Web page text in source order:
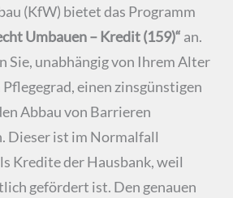
(KfW) bietet das Programm
Umbauen – Kredit (159)“ an.
Sie, unabhängig von Ihrem Alter
einen zinsgünstigen
Abbau von Barrieren
Dieser ist im Normalfall
Kredite der Hausbank, weil
gefördert ist. Den genauen